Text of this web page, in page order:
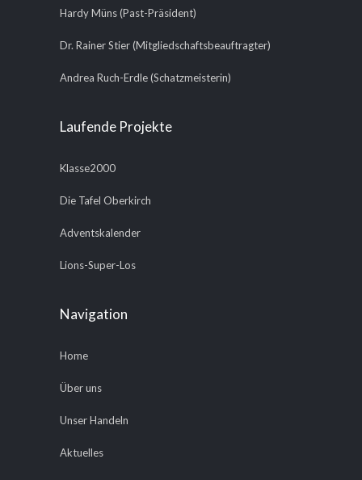
Hardy Müns (Past-Präsident)
Dr. Rainer Stier (Mitgliedschaftsbeauftragter)
Andrea Ruch-Erdle (Schatzmeisterin)
Laufende Projekte
Klasse2000
Die Tafel Oberkirch
Adventskalender
Lions-Super-Los
Navigation
Home
Über uns
Unser Handeln
Aktuelles